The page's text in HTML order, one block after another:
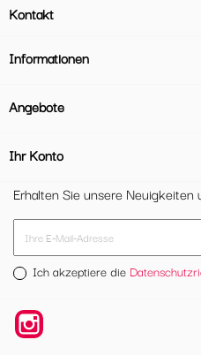
Kontakt
Informationen
Angebote
Ihr Konto
Erhalten Sie unsere
Ich akzeptiere die